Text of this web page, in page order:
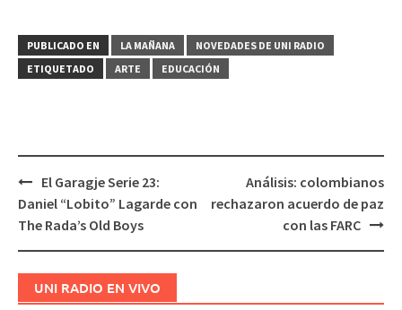
PUBLICADO EN LA MAÑANA
NOVEDADES DE UNI RADIO
ETIQUETADO
ARTE EDUCACIÓN
Navegación
de
El Garagje Serie 23:
Daniel “Lobito” Lagarde con
The Rada’s Old Boys
Análisis: colombianos
rechazaron acuerdo de paz
con las FARC
UNI RADIO EN VIVO